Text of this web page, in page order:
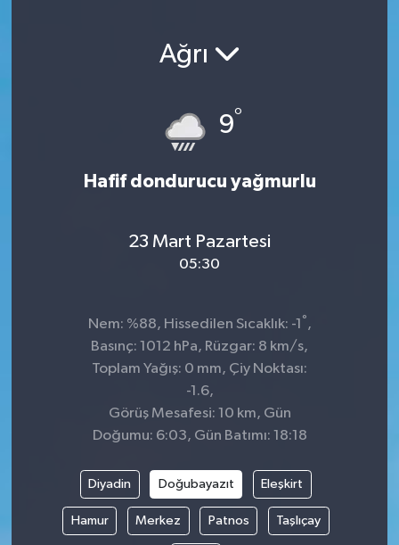
Ağrı
9°
Hafif dondurucu yağmurlu
23 Mart Pazartesi
05:30
Nem: %88, Hissedilen Sıcaklık: -1 ° ,
Basınç: 1012 hPa, Rüzgar: 8 km/s,
Toplam Yağış: 0 mm, Çiy Noktası:
-1.6,
Görüş Mesafesi: 10 km, Gün
Doğumu: 6:03, Gün Batımı: 18:18
Diyadin Doğubayazıt Eleşkirt
Hamur Merkez Patnos Taşlıçay